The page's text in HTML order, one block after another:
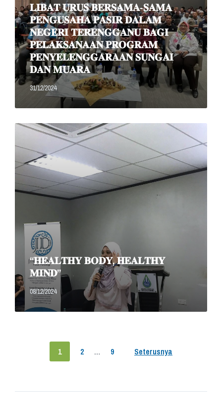
𝐋𝐈𝐁𝐀𝐓 𝐔𝐑𝐔𝐒 𝐁𝐄𝐑𝐒𝐀𝐌𝐀-𝐒𝐀𝐌𝐀
𝐏𝐄𝐍𝐆𝐔𝐒𝐀𝐇𝐀 𝐏𝐀𝐒𝐈𝐑 𝐃𝐀𝐋𝐀𝐌
𝐍𝐄𝐆𝐄𝐑𝐈 𝐓𝐄𝐑𝐄𝐍𝐆𝐆𝐀𝐍𝐔 𝐁𝐀𝐆𝐈
𝐏𝐄𝐋𝐀𝐊𝐒𝐀𝐍𝐀𝐀𝐍 𝐏𝐑𝐎𝐆𝐑𝐀𝐌
𝐏𝐄𝐍𝐘𝐄𝐋𝐄𝐍𝐆𝐆𝐀𝐑𝐀𝐀𝐍 𝐒𝐔𝐍𝐆𝐀𝐈
𝐃𝐀𝐍 𝐌𝐔𝐀𝐑𝐀
31/12/2024
“𝐇𝐄𝐀𝐋𝐓𝐇𝐘 𝐁𝐎𝐃𝐘, 𝐇𝐄𝐀𝐋𝐓𝐇𝐘
𝐌𝐈𝐍𝐃”
08/12/2024
Read
1 2 … 9 Seterusnya